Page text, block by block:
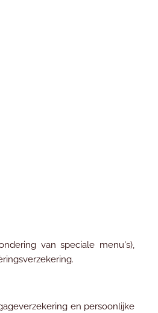
van speciale menu's),
en persoonlijke